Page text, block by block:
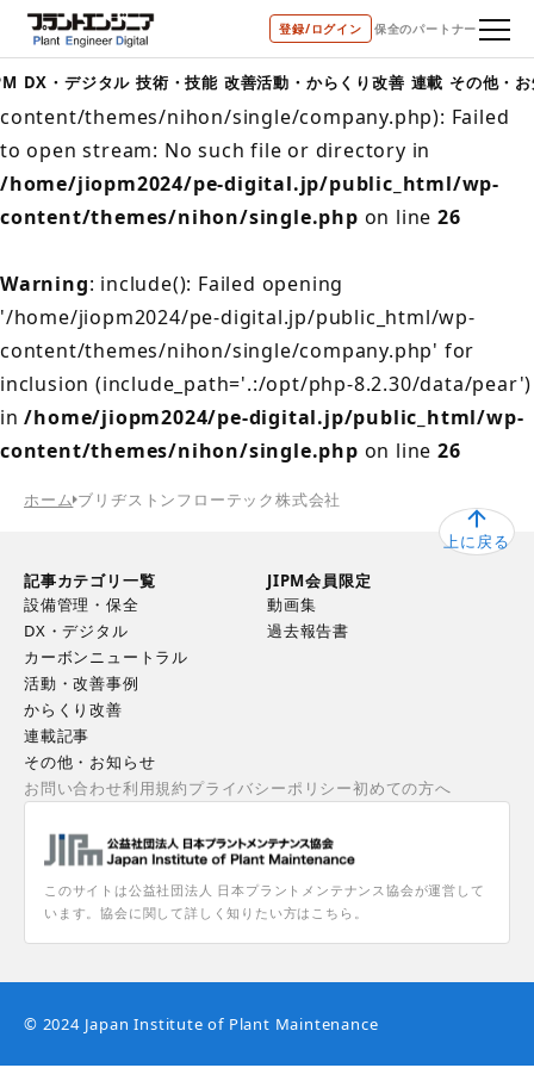
登録/ログイン 保全のパートナー
DX・デジタル 技術・技能 改善活動・からくり改善 連載 その他・
Warning: include(/home/jiopm2024/pe-
digital.jp/public_html/wp-
content/themes/nihon/single/company.php): Failed
to open stream: No such file or directory in
/home/jiopm2024/pe-digital.jp/public_html/wp-
content/themes/nihon/single.php on line26
Warning: include(): Failed opening
'/home/jiopm2024/pe-digital.jp/public_html/wp-
content/themes/nihon/single/company.php' for
inclusion (include_path='.:/opt/php-8.2.30/data/pear')
in/home/jiopm2024/pe-digital.jp/public_html/wp-
content/themes/nihon/single.php on line26
ホーム ブリヂストンフローテック株式会社
上に戻る
このサイトは公益社団法人 日本プラントメンテナンス協会が運営して
います。協会に関して詳しく知りたい方はこちら。
記事カテゴリ一覧
設備管理・保全
DX・デジタル
カーボンニュートラル
活動・改善事例
からくり改善
連載記事
その他・お知らせ
JIPM会員限定
動画集
過去報告書
お問い合わせ利用規約プライバシーポリシー初めての方へ
© 2024 Japan Institute of Plant Maintenance